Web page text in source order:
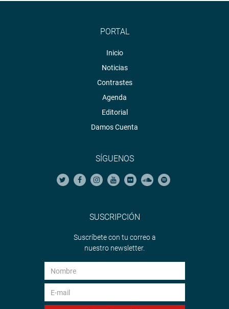
PORTAL
Inicio
Noticias
Contrastes
Agenda
Editorial
Damos Cuenta
SÍGUENOS
SUSCRIPCIÓN
Suscríbete con tu correo a
nuestro newsletter.